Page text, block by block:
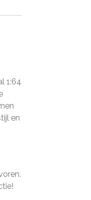
1:64
en